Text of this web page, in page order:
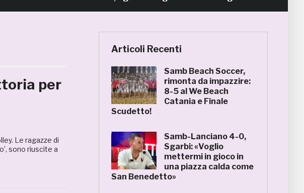
per
Le ragazze di
sono riuscite a
Articoli Recenti
Samb Beach Soccer,
rimonta da impazzire:
8-5 al We Beach
Catania e Finale
Scudetto!
Samb-Lanciano 4-0,
Sgarbi: «Voglio
mettermi in gioco in
una piazza calda come
San Benedetto»